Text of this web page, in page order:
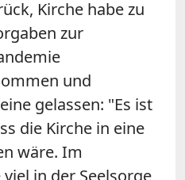
Kirche habe zu
zur
und
gelassen: "Es ist
die Kirche in eine
wäre. Im
in der Seelsorge